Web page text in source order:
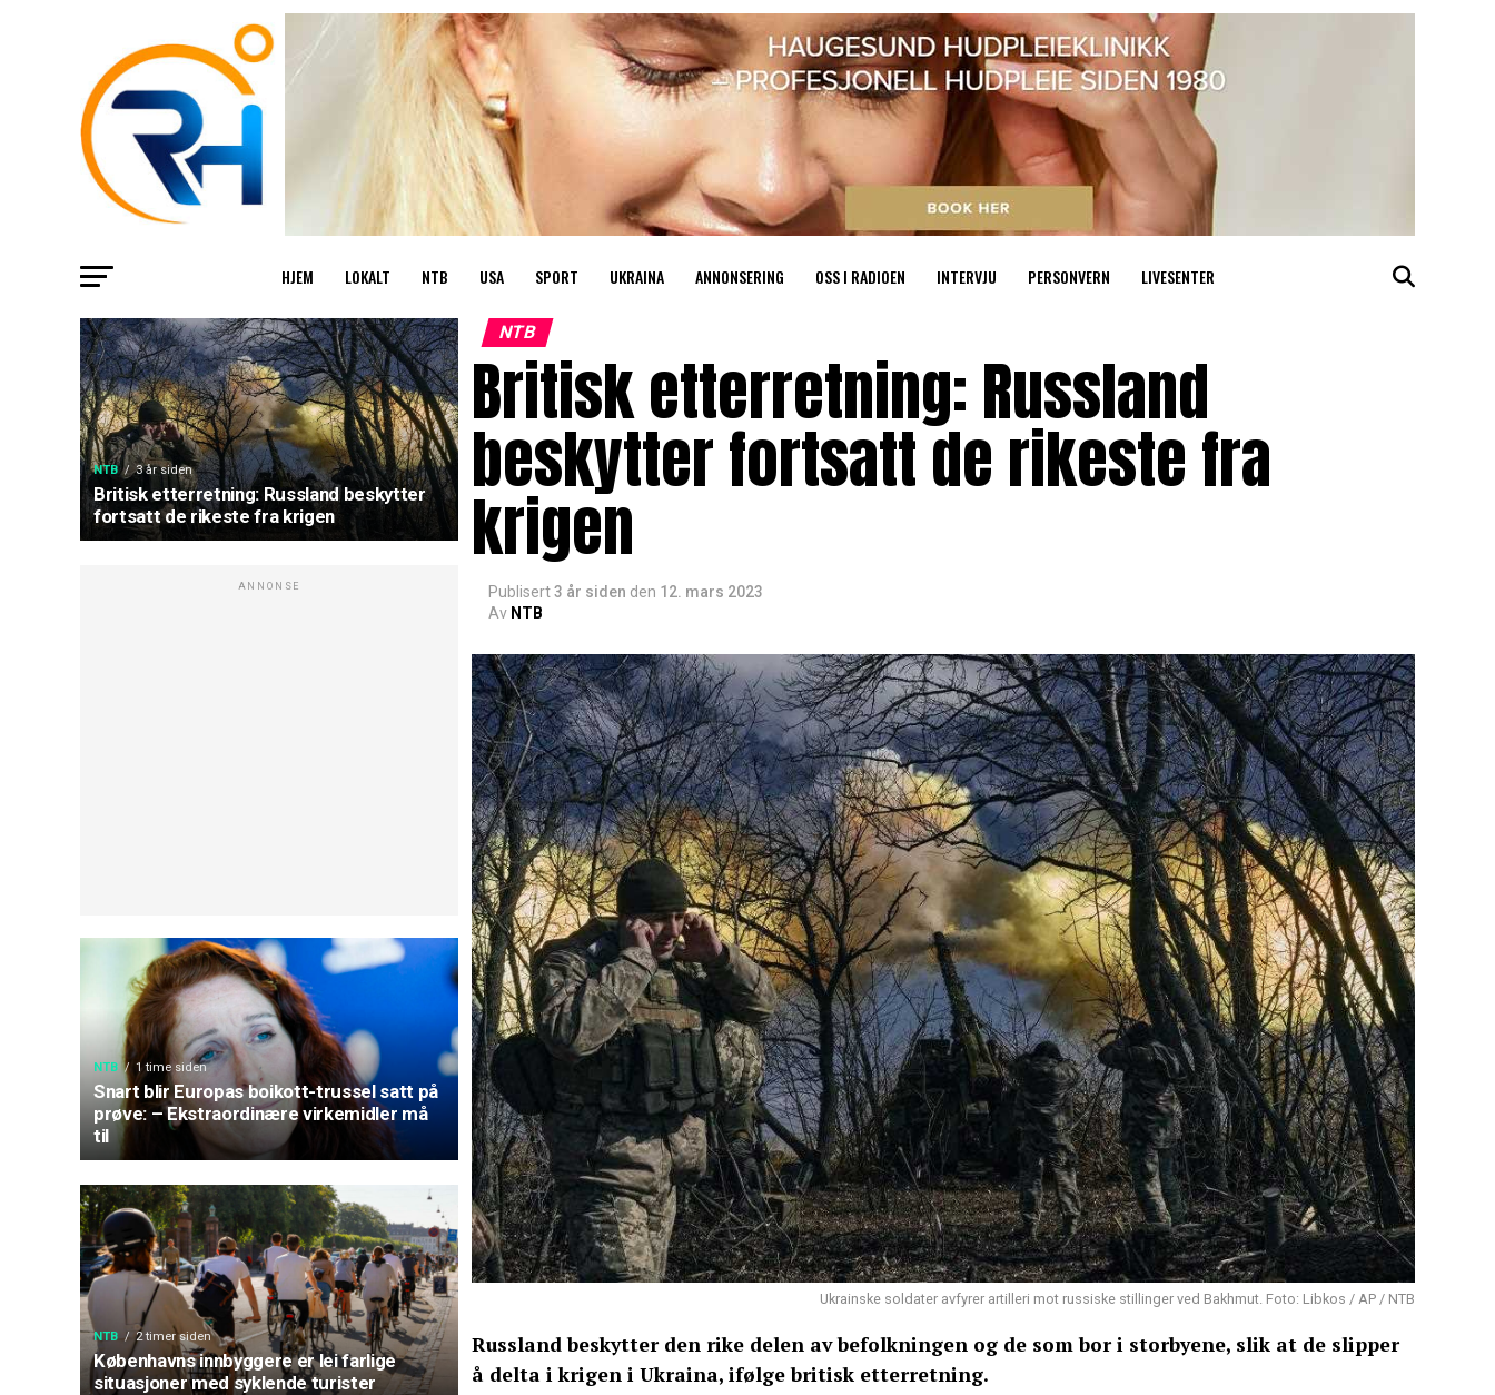
HJEM LOKALT NTB USA SPORT UKRAINA ANNONSERING OSS I RADIOEN INTERVJU PERSONVERN LIVESENTER
NTB 3 år siden
Britisk etterretning: Russland beskytter
fortsatt de rikeste fra krigen
ANNONSE
NTB 1 time siden
Snart blir Europas boikott-trussel satt på
prøve: – Ekstraordinære virkemidler må
til
NTB 2 timer siden
Københavns innbyggere er lei farlige
situasjoner med syklende turister
NTB
Britisk etterretning: Russland
beskytter fortsatt de rikeste fra
krigen
Publisert3 år siden den 12. mars 2023
Av NTB
Ukrainske soldater avfyrer artilleri mot russiske stillinger ved Bakhmut. Foto: Libkos / AP / NTB
Russland beskytter den rike delen av befolkningen og de som bor i storbyene, slik at de slipper
å delta i krigen i Ukraina, ifølge britisk etterretning.